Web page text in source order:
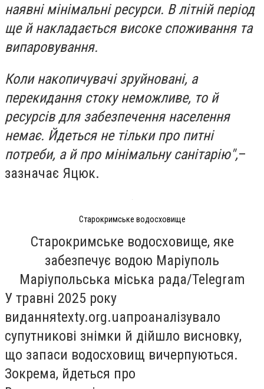
наявні мінімальні ресурси. В літній період
ще й накладається високе споживання та
випаровування.
Коли накопичувачі зруйновані, а
перекидання стоку неможливе, то й
ресурсів для забезпечення населення
немає. Йдеться не тільки про питні
потреби, а й про мінімальну санітарію",–
зазначає Яцюк.
Старокримське водосховище
Старокримське водосховище, яке
забезпечує водою Маріуполь
Маріупольська міська рада/Telegram
У травні 2025 року
виданняtexty.org.uaпроаналізувало
супутникові знімки й дійшло висновку,
що запаси водосховищ вичерпуються.
Зокрема, йдеться про